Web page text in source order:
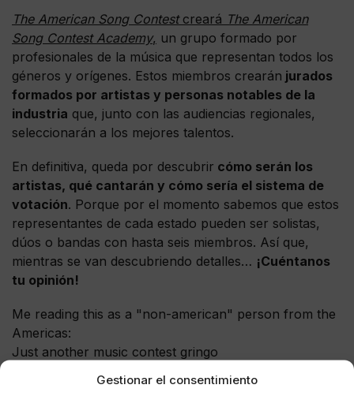
Gestionar el consentimiento
The American Song Contest creará The American
Song Contest Academy, un grupo formado por
profesionales de la música que representan todos los
géneros y orígenes. Estos miembros crearán jurados
formados por artistas y personas notables de la
industria que, junto con las audiencias regionales,
seleccionarán a los mejores talentos.
En definitiva, queda por descubrir cómo serán los
artistas, qué cantarán y cómo sería el sistema de
votación. Porque por el momento sabemos que estos
representantes de cada estado pueden ser solistas,
dúos o bandas con hasta seis miembros. Así que,
mientras se van descubriendo detalles… ¡Cuéntanos
tu opinión!
Me reading this as a "non-american" person from the
Americas:
Just another music contest gringo